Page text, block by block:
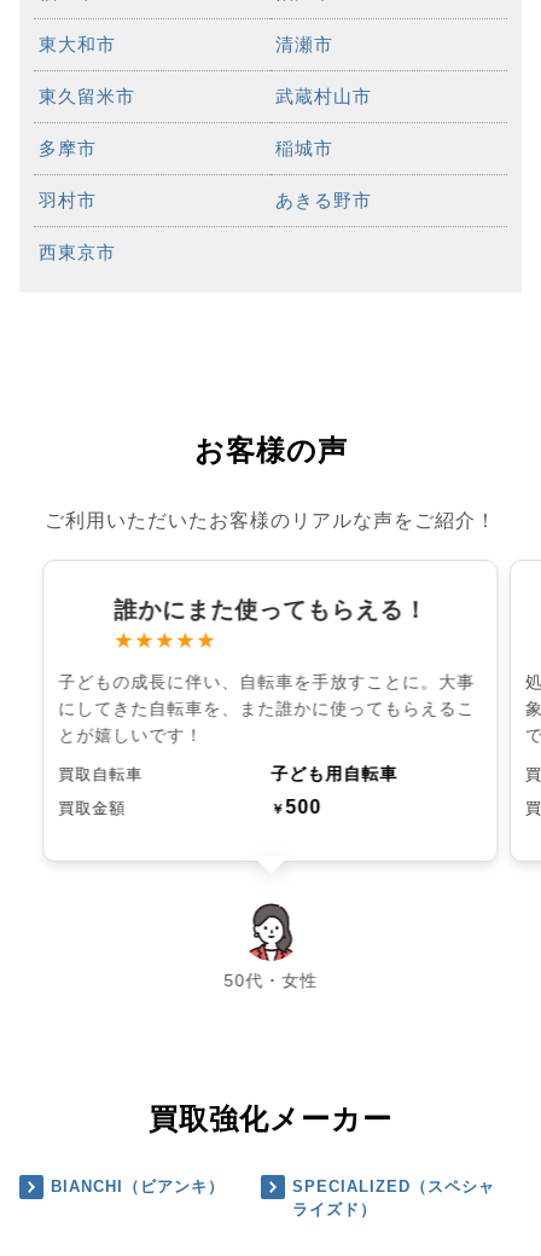
東大和市 清瀬市
東久留米市 武蔵村山市
多摩市 稲城市
羽村市 あきる野市
西東京市
お客様の声
ご利用いただいたお客様のリアルな声をご紹介！
誰かにまた使ってもらえる！
★★★★★
子どもの成長に伴い、自転車を手放すことに。大事
にしてきた自転車を、また誰かに使ってもらえるこ
とが嬉しいです！
買取自転車 子ども用自転車
買取金額 ￥500
50代・女性
chevron_left chevron_right
買取強化メーカー
BIANCHI（ビアンキ）
SPECIALIZED（スペシャ
ライズド）